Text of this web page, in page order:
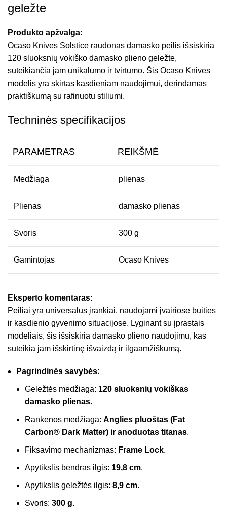
geležte
Produkto apžvalga:
Ocaso Knives Solstice raudonas damasko peilis išsiskiria
120 sluoksnių vokiško damasko plieno geležte,
suteikiančia jam unikalumo ir tvirtumo. Šis Ocaso Knives
modelis yra skirtas kasdieniam naudojimui, derindamas
praktiškumą su rafinuotu stiliumi.
Techninės specifikacijos
PARAMETRAS REIKŠMĖ
Medžiaga plienas
Plienas damasko plienas
Svoris 300 g
Gamintojas Ocaso Knives
Eksperto komentaras:
Peiliai yra universalūs įrankiai, naudojami įvairiose buities
ir kasdienio gyvenimo situacijose. Lyginant su įprastais
modeliais, šis išsiskiria damasko plieno naudojimu, kas
suteikia jam išskirtinę išvaizdą ir ilgaamžiškumą.
Pagrindinės savybės:
Geležtės medžiaga: 120 sluoksnių vokiškas
damasko plienas.
Rankenos medžiaga: Anglies pluoštas (Fat
Carbon® Dark Matter) ir anoduotas titanas.
Fiksavimo mechanizmas: Frame Lock.
Apytikslis bendras ilgis: 19,8 cm.
Apytikslis geležtės ilgis: 8,9 cm.
Svoris: 300 g.